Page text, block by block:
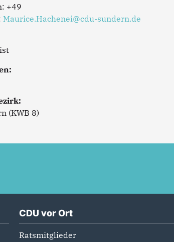
+49
Maurice.Hachenei@cdu-sundern.de
(KWB 8)
CDU vor Ort
Ratsmitglieder